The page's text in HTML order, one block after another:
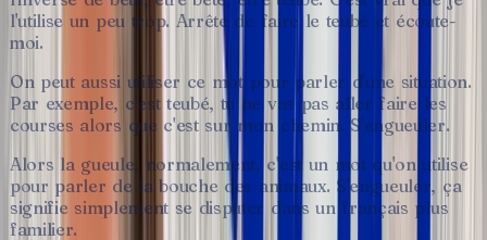
l'utilise un peu trop. Arrête de faire le teubé et écoute-
moi.
On peut aussi utiliser ce mot pour parler d'une situation.
Par exemple, c'est teubé, tu ne vas pas aller faire les
courses alors que c'est sur mon chemin. S'engueuler.
Alors la gueule, normalement, c'est un mot qu'on utilise
pour parler de la bouche des animaux. S'engueuler, ça
signifie simplement se disputer dans un français plus
familier.